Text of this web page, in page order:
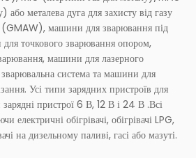
або металева дуга для захисту від газу
(GMAW), машини для зварювання під
точкового зварювання опором,
машини для лазерного
система та машини для
Усі типи зарядних пристроїв для
пристрої 6 В, 12 В і 24 В .Всі
електричні обігрівачі, обігрівачі LPG,
на дизельному паливі, гасі або мазуті.